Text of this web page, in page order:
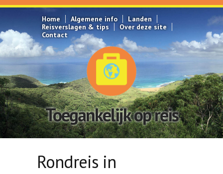
Overslaan en naar de inhoud gaan
Home
Algemene info
Landen
Reisverslagen & tips
Over deze site
Contact
Toegankelijk op reis
Rondreis in